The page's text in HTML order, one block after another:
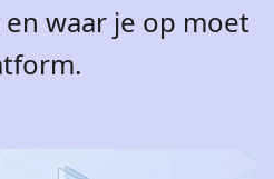
waar je op moet